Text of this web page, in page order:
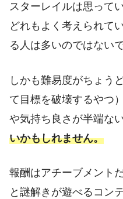
スターレイルは思って
どれもよく考えられて
る人は多いのではない
しかも難易度がちょう
て目標を破壊するやつ
や気持ち良さが半端ない
いかもしれません。
報酬はアチーブメント
と謎解きが遊べるコン